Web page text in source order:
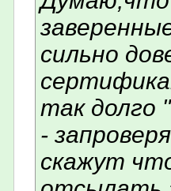
сильно
так долго
-
скажут